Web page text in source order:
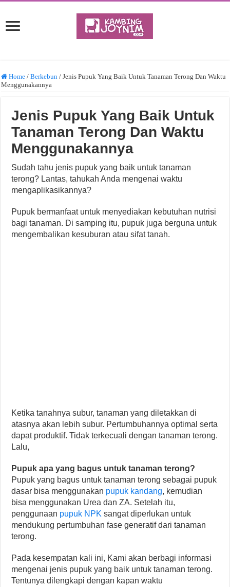
Home / Berkebun / Jenis Pupuk Yang Baik Untuk Tanaman Terong Dan Waktu
Menggunakannya
Jenis Pupuk Yang Baik Untuk
Tanaman Terong Dan Waktu
Menggunakannya
Sudah tahu jenis pupuk yang baik untuk tanaman
terong? Lantas, tahukah Anda mengenai waktu
mengaplikasikannya?
Pupuk bermanfaat untuk menyediakan kebutuhan nutrisi
bagi tanaman. Di samping itu, pupuk juga berguna untuk
mengembalikan kesuburan atau sifat tanah.
Ketika tanahnya subur, tanaman yang diletakkan di
atasnya akan lebih subur. Pertumbuhannya optimal serta
dapat produktif. Tidak terkecuali dengan tanaman terong.
Lalu,
Pupuk apa yang bagus untuk tanaman terong?
Pupuk yang bagus untuk tanaman terong sebagai pupuk
dasar bisa menggunakan pupuk kandang, kemudian
bisa menggunakan Urea dan ZA. Setelah itu,
penggunaan pupuk NPK sangat diperlukan untuk
mendukung pertumbuhan fase generatif dari tanaman
terong.
Pada kesempatan kali ini, Kami akan berbagi informasi
mengenai jenis pupuk yang baik untuk tanaman terong.
Tentunya dilengkapi dengan kapan waktu